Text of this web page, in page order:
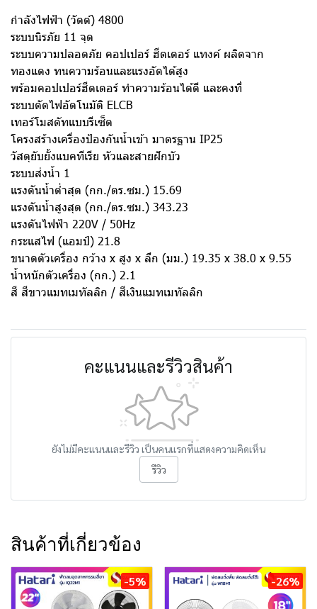
กำลังไฟฟ้า (วัตต์) 4800
ระบบนิรภัย 11 จุด
ระบบความปลอดภัย คอปเปอร์ ฮีตเตอร์ แทงค์ ผลิตจาก
ทองแดง ทนความร้อนและแรงอัดได้สูง
พร้อมคอปเปอร์ฮีตเตอร์ ทำความร้อนได้ดี และคงที่
ระบบตัดไฟอัตโนมัติ ELCB
เทอร์โมสตัทแบบรีเซ็ต
โครงสร้างเครื่องป้องกันน้ำเข้า มาตรฐาน IP25
วัสดุยับยั้งแบคทีเรีย หัวและสายฝักบัว
ระบบส่งน้ำ 1
แรงดันน้ำต่ำสุด (กก./ตร.ซม.) 15.69
แรงดันน้ำสูงสุด (กก./ตร.ซม.) 343.23
แรงดันไฟฟ้า 220V / 50Hz
กระแสไฟ (แอมป์) 21.8
ขนาดตัวเครื่อง กว้าง x สูง x ลึก (มม.) 19.35 x 38.0 x 9.55
น้ำหนักตัวเครื่อง (กก.) 2.1
สี สีขาวแมทเมทัลลิก / สีเงินแมทเมทัลลิก
คะแนนและรีวิวสินค้า
ยังไม่มีคะแนนและรีวิว เป็นคนแรกที่แสดงความคิดเห็น
รีวิว
สินค้าที่เกี่ยวข้อง
-5% -26%